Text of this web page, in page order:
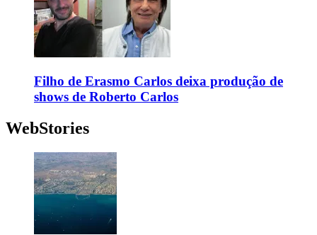
Filho de Erasmo Carlos deixa produção de
shows de Roberto Carlos
WebStories